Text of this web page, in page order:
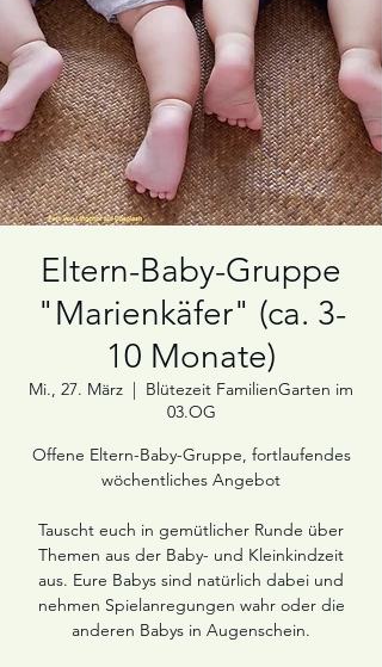
Eltern-Baby-Gruppe
"Marienkäfer" (ca. 3-
10 Monate)
Mi., 27. März
  |
Blütezeit FamilienGarten im
03.OG
Offene Eltern-Baby-Gruppe, fortlaufendes
wöchentliches Angebot
Tauscht euch in gemütlicher Runde über
Themen aus der Baby- und Kleinkindzeit
aus. Eure Babys sind natürlich dabei und
nehmen Spielanregungen wahr oder die
anderen Babys in Augenschein.